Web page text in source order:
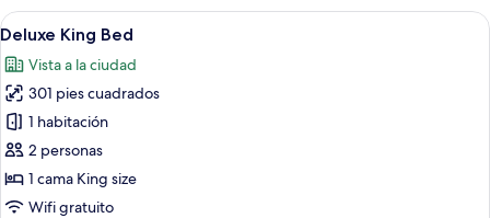
Bed
Abrir
todas
las
fotos
de
Deluxe
King
Bed
Habitación de hotel con una cama
5
Deluxe King Bed
Vista a la ciudad
301 pies cuadrados
1 habitación
2 personas
1 cama King size
Wifi gratuito